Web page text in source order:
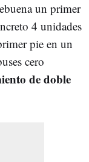
un primer
4 unidades
pie en un
cero
de doble